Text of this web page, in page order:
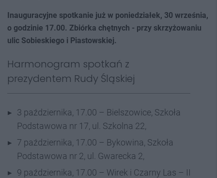
Inauguracyjne spotkanie już w poniedziałek, 30 września,
o godzinie 17.00. Zbiórka chętnych - przy skrzyżowaniu
ulic Sobieskiego i Piastowskiej.
Harmonogram spotkań z
prezydentem Rudy Śląskiej
3 października, 17.00 – Bielszowice, Szkoła
Podstawowa nr 17, ul. Szkolna 22,
7 października, 17.00 – Bykowina, Szkoła
Podstawowa nr 2, ul. Gwarecka 2,
9 października, 17.00 – Wirek i Czarny Las – II